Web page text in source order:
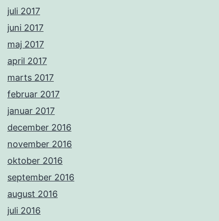
juli 2017
juni 2017
maj 2017
april 2017
marts 2017
februar 2017
januar 2017
december 2016
november 2016
oktober 2016
september 2016
august 2016
juli 2016